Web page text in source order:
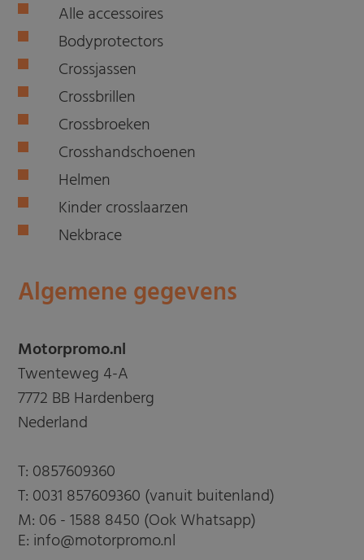
Alle accessoires
Bodyprotectors
Crossjassen
Crossbrillen
Crossbroeken
Crosshandschoenen
Helmen
Kinder crosslaarzen
Nekbrace
Algemene gegevens
Motorpromo.nl
Twenteweg 4-A
7772 BB Hardenberg
Nederland
T: 0857609360
T: 0031 857609360 (vanuit buitenland)
M: 06 - 1588 8450 (Ook Whatsapp)
E: info@motorpromo.nl